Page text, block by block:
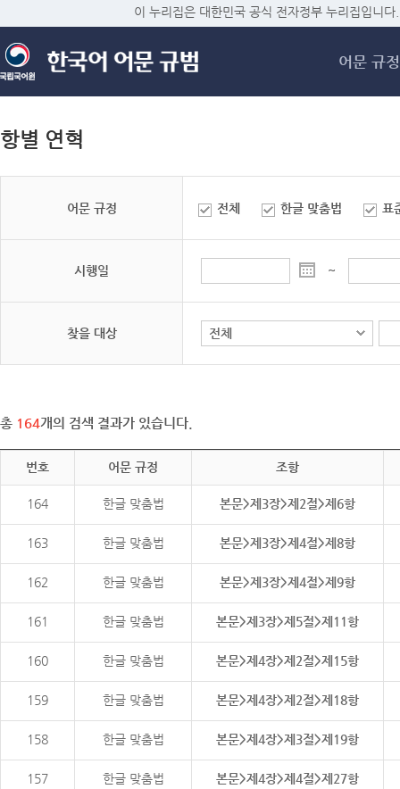
메
이 누리집은 대한민국 공식 전자정부 누리집입니다.
어문 규정
항별 연혁
어문 규정 전체 한글 맞춤법 표
시행일 ~
찾을 대상
총 164개의 검색 결과가 있습니다.
번호 어문 규정 조항
164 한글 맞춤법 본문>제3장>제2절>제6항
163 한글 맞춤법 본문>제3장>제4절>제8항
162 한글 맞춤법 본문>제3장>제4절>제9항
161 한글 맞춤법 본문>제3장>제5절>제11항
160 한글 맞춤법 본문>제4장>제2절>제15항
159 한글 맞춤법 본문>제4장>제2절>제18항
158 한글 맞춤법 본문>제4장>제3절>제19항
157 한글 맞춤법 본문>제4장>제4절>제27항